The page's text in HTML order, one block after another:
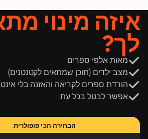
איזה מינוי
לך?
מאות אלפי ספרים
מצב ילדים (תוכן שמתאים לקטנטנים)
הורדת ספרים לקריאה והאזנה בלי
אפשר לבטל בכל עת
הבחירה הכי פופולרית